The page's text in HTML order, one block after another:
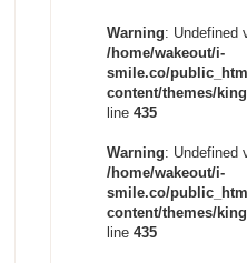
Warning: Undefined
/home/wakeout/i-
smile.co/
content/themes/
line 435
Warning: Undefined
/home/wakeout/i-
smile.co/
content/themes/
line 435